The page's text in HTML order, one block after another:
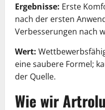
Ergebnisse: Erste
nach der ersten
Verbesserungen nach
Wert:
eine saubere Formel;
der Quelle.
Wie wir